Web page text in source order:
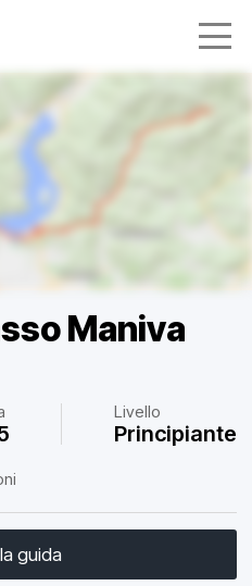
Maniva
Livello
Principiante
guida